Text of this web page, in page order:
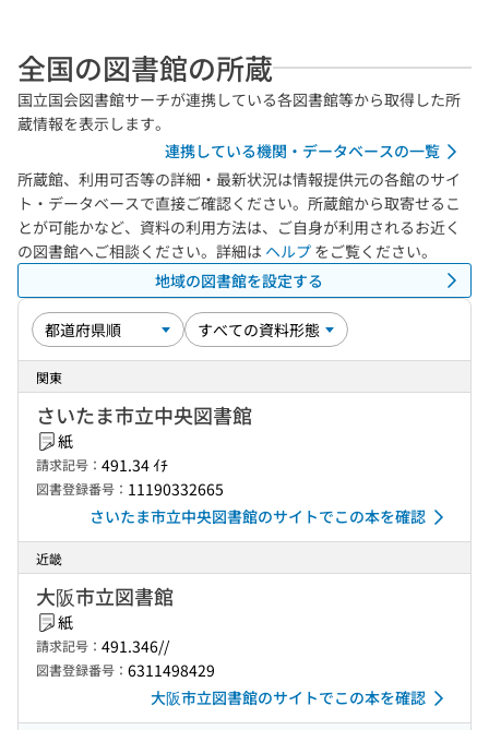
全国の図書館の所蔵
国立国会図書館サーチが連携している各図書館等から取得した所
蔵情報を表示します。
連携している機関・データベースの一覧
所蔵館、利用可否等の詳細・最新状況は情報提供元の各館のサイ
ト・データベースで直接ご確認ください。所蔵館から取寄せるこ
とが可能かなど、資料の利用方法は、ご自身が利用されるお近く
の図書館へご相談ください。詳細は ヘルプ をご覧ください。
地域の図書館を設定する
関東
さいたま市立中央図書館
紙
請求記号： 491.34 ｲﾁ
図書登録番号： 11190332665
さいたま市立中央図書館のサイトでこの本を確認
近畿
大阪市立図書館
紙
請求記号： 491.346//
図書登録番号： 6311498429
大阪市立図書館のサイトでこの本を確認